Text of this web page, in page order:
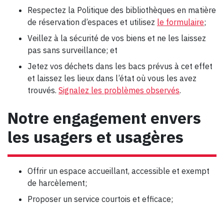
Respectez la Politique des bibliothèques en matière
de réservation d’espaces et utilisez le formulaire;
Veillez à la sécurité de vos biens et ne les laissez
pas sans surveillance; et
Jetez vos déchets dans les bacs prévus à cet effet
et laissez les lieux dans l’état où vous les avez
trouvés. Signalez les problèmes observés.
Notre engagement envers
les usagers et usagères
Offrir un espace accueillant, accessible et exempt
de harcèlement;
Proposer un service courtois et efficace;